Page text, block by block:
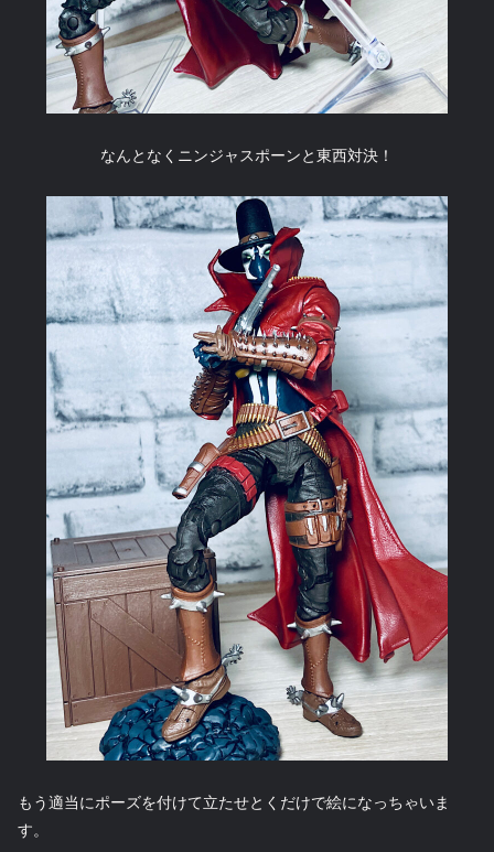
なんとなくニンジャスポーンと東西対決！
もう適当にポーズを付けて立たせとくだけで絵になっちゃいま
す。